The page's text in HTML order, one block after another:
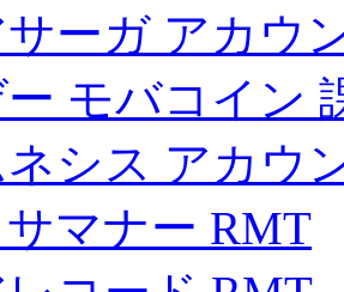
ーガ アカウ
モバコイン
シス アカウ
マナー RMT